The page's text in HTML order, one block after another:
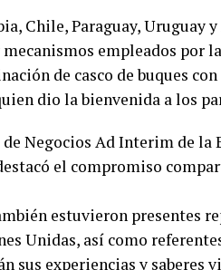
Chile, Paraguay, Uruguay
empleados por
de casco de buques
dio la bienvenida a los
Negocios Ad Interim de la
el compromiso
estuvieron presentes
Unidas, así como
experiencias y saberes